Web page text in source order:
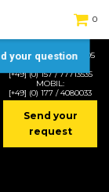
TEL:[+49] (0) 2232-5205
MOBIL:
[+49] (0) 157 / 77713535
MOBIL:
[+49] (0) 177 / 4080033
Send your
request
0
your question